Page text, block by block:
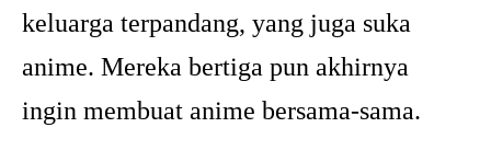
keluarga terpandang, yang juga suka
anime. Mereka bertiga pun akhirnya
ingin membuat anime bersama-sama.